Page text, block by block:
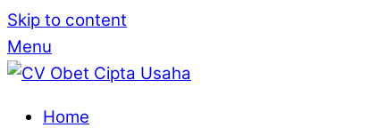
Skip to content
Menu
Home